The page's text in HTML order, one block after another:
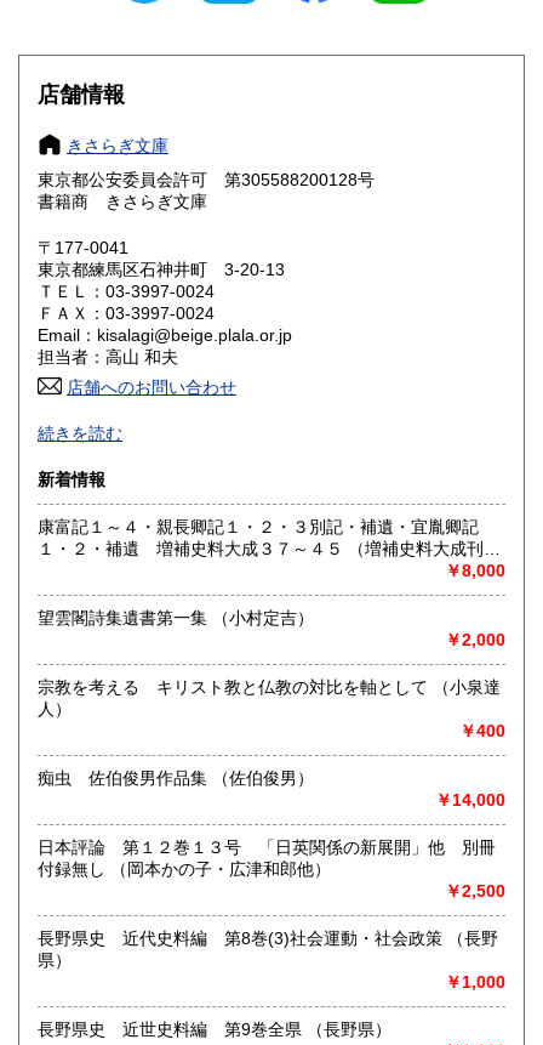
大阪府
奈良県
鳥取県 210円 島根県
岡山県
山口県 210円
香川県 210円
高知県 210円
佐賀県
熊本県 210円 大分県 210円
宮崎県 210円 鹿児島県 210円
210円
店舗情報
きさらぎ文庫
東京都公安委員会許可 第305588200128号
書籍商 きさらぎ文庫
〒177-0041
東京都練馬区石神井町 3-20-13
ＴＥＬ：03-3997-0024
ＦＡＸ：03-3997-0024
Email：kisalagi@beige.plala.or.jp
担当者：高山 和夫
店舗へのお問い合わせ
日本史・近現代史・人文社会科学全般の古書目録発行（休刊
中）。不在がちですのでご来店の場合は事前にご連絡くださ
沿線名：西武池袋線
最寄駅：石神井公園駅すぐ
営業時間：10:00〜18:00
書籍の買取について
-
取り扱い分野
続きを読む
新着情報
康富記１～４・親長卿記１・２・３別記・補遺・宜胤卿記
１・２・補遺 増補史料大成３７～４５ （増補史料大成刊行
￥8,000
望雲閣詩集遺書第一集 （小村定吉）
￥2,000
宗教を考える キリスト教と仏教の対比を軸として （小泉達
人）
￥400
痴虫 佐伯俊男作品集 （佐伯俊男）
￥14,000
日本評論 第１２巻１３号 「日英関係の新展開」他 別冊
付録無し （岡本かの子・広津和郎他）
￥2,500
長野県史 近代史料編 第8巻(3)社会運動・社会政策 （長野
県）
￥1,000
長野県史 近世史料編 第9巻全県 （長野県）